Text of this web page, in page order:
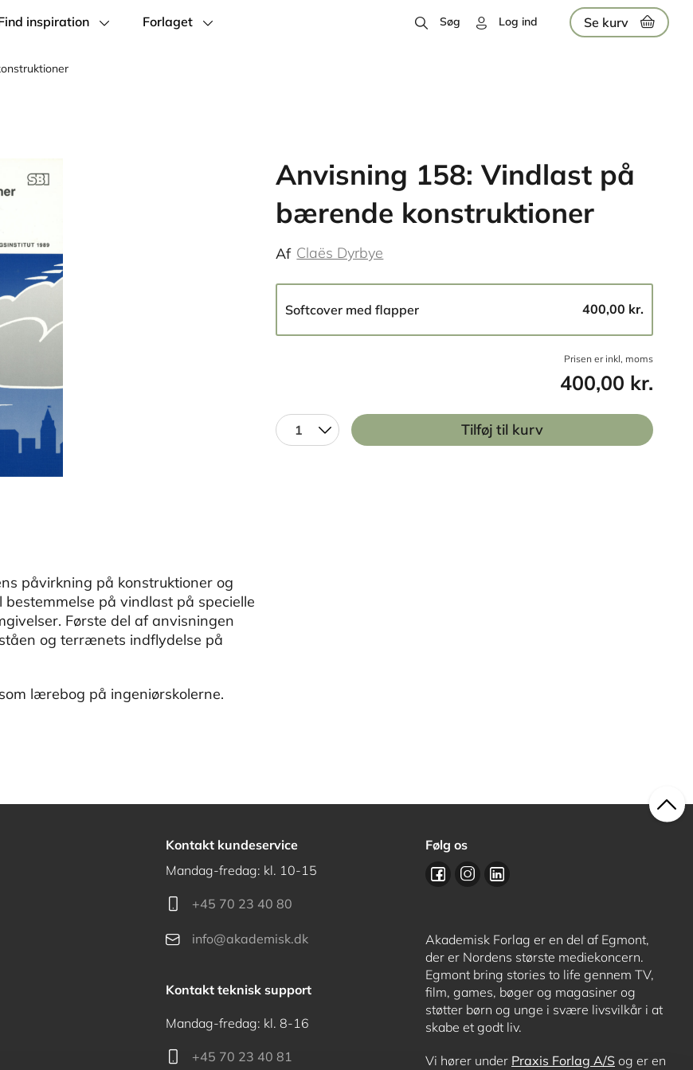
inspiration Forlaget Søg Log ind Se kurv
Anvisning 158: Vindlast på
bærende konstruktioner
Af Claës Dyrbye
Softcover med flapper 400,00 kr.
Prisen er inkl, moms
400,00 kr.
1 Tilføj til kurv
påvirkning på konstruktioner og
på vindlast på specielle
Første del af anvisningen
og terrænets indflydelse på
lærebog på ingeniørskolerne.
Kontakt kundeservice
Mandag-fredag: kl. 10-15
+45 70 23 40 80
info@akademisk.dk
Kontakt teknisk support
Mandag-fredag: kl. 8-16
+45 70 23 40 81
Følg os
Akademisk Forlag er en del af Egmont,
der er Nordens største mediekoncern.
Egmont bring stories to life gennem TV,
film, games, bøger og magasiner og
støtter børn og unge i svære livsvilkår i at
skabe et godt liv.
Vi hører under Praxis Forlag A/S og er en